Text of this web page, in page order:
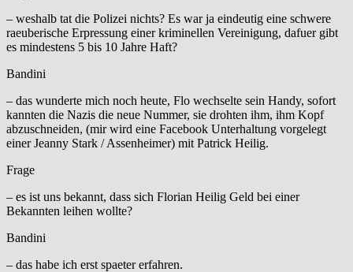
– weshalb tat die Polizei nichts? Es war ja eindeutig eine schwere
raeuberische Erpressung einer kriminellen Vereinigung, dafuer gibt
es mindestens 5 bis 10 Jahre Haft?
Bandini
– das wunderte mich noch heute, Flo wechselte sein Handy, sofort
kannten die Nazis die neue Nummer, sie drohten ihm, ihm Kopf
abzuschneiden, (mir wird eine Facebook Unterhaltung vorgelegt
einer Jeanny Stark / Assenheimer) mit Patrick Heilig.
Frage
– es ist uns bekannt, dass sich Florian Heilig Geld bei einer
Bekannten leihen wollte?
Bandini
– das habe ich erst spaeter erfahren.